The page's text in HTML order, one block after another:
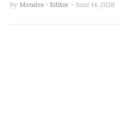
by Mendes - Editor - June 14, 2026